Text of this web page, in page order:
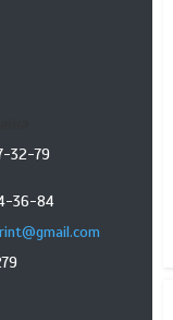
32-79
36-84